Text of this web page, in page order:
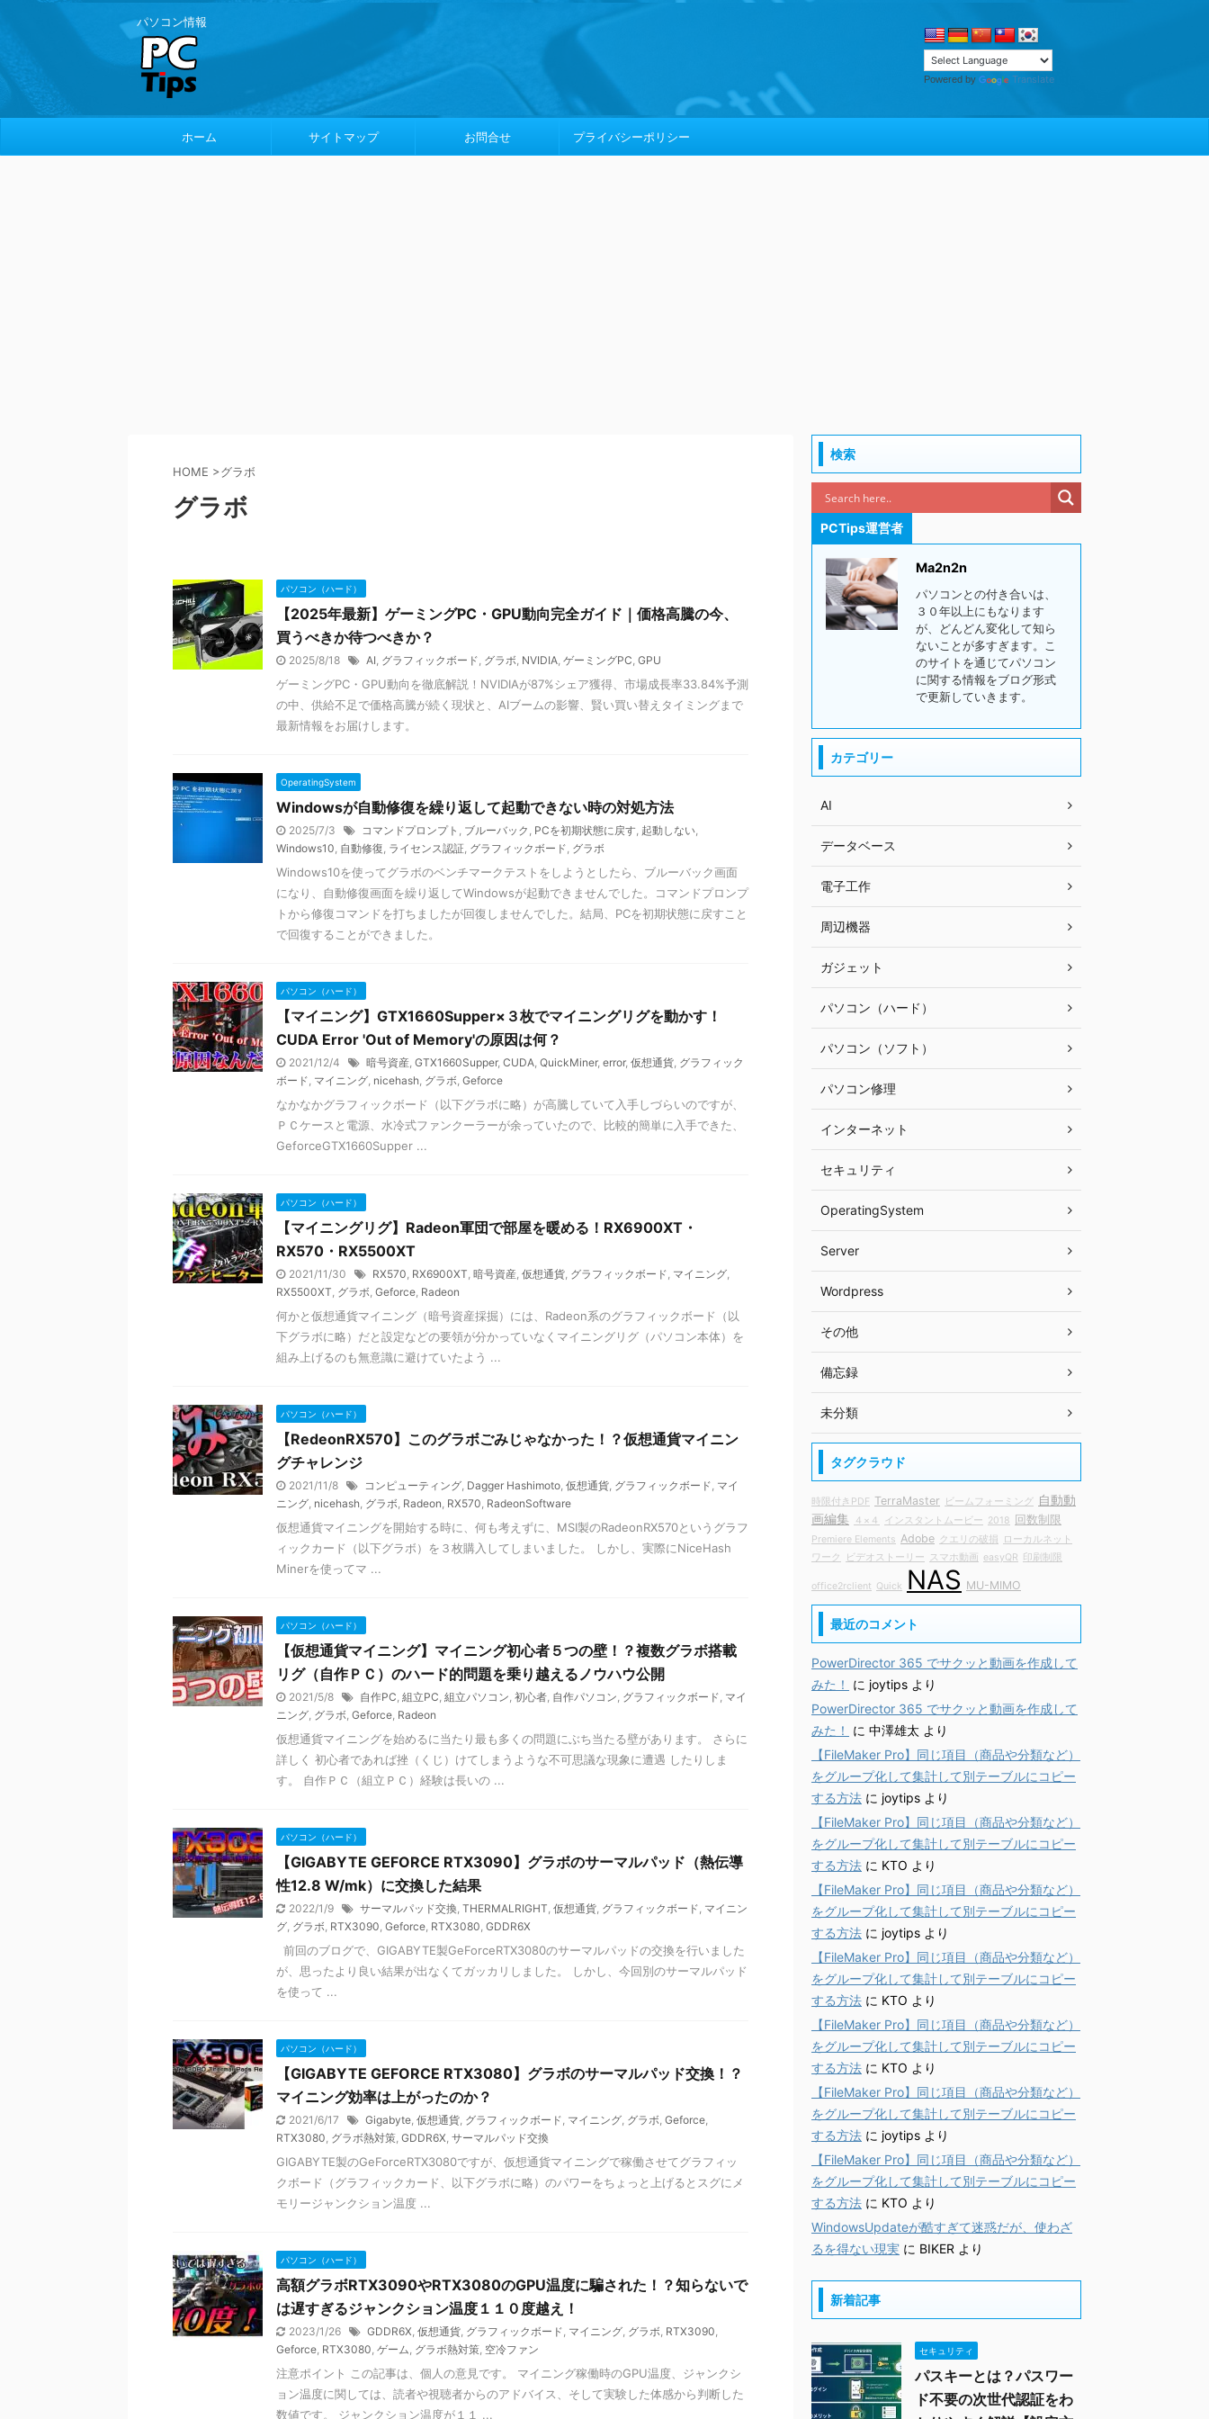
パソコン情報
Powered by Translate
ホーム サイトマップ お問合せ プライバシーポリシー
HOME >グラボ
グラボ
パソコン（ハード）
【2025年最新】ゲーミングPC・GPU動向完全ガイド｜価格高騰の今、
買うべきか待つべきか？
2025/8/18 AI, グラフィックボード, グラボ, NVIDIA, ゲーミングPC, GPU
ゲーミングPC・GPU動向を徹底解説！NVIDIAが87%シェア獲得、市場成長率33.84%予測
の中、供給不足で価格高騰が続く現状と、AIブームの影響、賢い買い替えタイミングまで
最新情報をお届けします。
OperatingSystem
Windowsが自動修復を繰り返して起動できない時の対処方法
2025/7/3 コマンドプロンプト , ブルーバック , PCを初期状態に戻す, 起動しない,
Windows10, 自動修復, ライセンス認証, グラフィックボード, グラボ
Windows10を使ってグラボのベンチマークテストをしようとしたら、ブルーバック画面
になり、自動修復画面を繰り返してWindowsが起動できませんでした。コマンドプロンプ
トから修復コマンドを打ちましたが回復しませんでした。結局、PCを初期状態に戻すこと
で回復することができました。
パソコン（ハード）
【マイニング】GTX1660Supper×３枚でマイニングリグを動かす！
CUDA Error 'Out of Memory'の原因は何？
2021/12/4 暗号資産, GTX1660Supper, CUDA, QuickMiner, error, 仮想通貨, グラフィック
ボード, マイニング, nicehash, グラボ, Geforce
なかなかグラフィックボード（以下グラボに略）が高騰していて入手しづらいのですが、
ＰＣケースと電源、水冷式ファンクーラーが余っていたので、比較的簡単に入手できた、
GeforceGTX1660Supper ...
パソコン（ハード）
【マイニングリグ】Radeon軍団で部屋を暖める！RX6900XT・
RX570・RX5500XT
2021/11/30 RX570, RX6900XT, 暗号資産, 仮想通貨, グラフィックボード, マイニング,
RX5500XT, グラボ, Geforce, Radeon
何かと仮想通貨マイニング（暗号資産採掘）には、Radeon系のグラフィックボード（以
下グラボに略）だと設定などの要領が分かっていなくマイニングリグ（パソコン本体）を
組み上げるのも無意識に避けていたよう ...
パソコン（ハード）
【RedeonRX570】このグラボごみじゃなかった！？仮想通貨マイニン
グチャレンジ
2021/11/8 コンピューティング, Dagger Hashimoto, 仮想通貨, グラフィックボード, マイ
ニング, nicehash, グラボ, Radeon, RX570, RadeonSoftware
仮想通貨マイニングを開始する時に、何も考えずに、MSI製のRadeonRX570というグラフ
ィックカード（以下グラボ）を３枚購入してしまいました。 しかし、実際にNiceHash
Minerを使ってマ ...
パソコン（ハード）
【仮想通貨マイニング】マイニング初心者５つの壁！？複数グラボ搭載
リグ（自作ＰＣ）のハード的問題を乗り越えるノウハウ公開
2021/5/8 自作PC, 組立PC, 組立パソコン, 初心者, 自作パソコン, グラフィックボード, マイ
ニング, グラボ, Geforce, Radeon
仮想通貨マイニングを始めるに当たり最も多くの問題にぶち当たる壁があります。 さらに
詳しく 初心者であれば挫（くじ）けてしまうような不可思議な現象に遭遇 したりしま
す。 自作ＰＣ（組立ＰＣ）経験は長いの ...
パソコン（ハード）
【GIGABYTE GEFORCE RTX3090】グラボのサーマルパッド（熱伝導
性12.8 W/mk）に交換した結果
2022/1/9 サーマルパッド交換, THERMALRIGHT, 仮想通貨, グラフィックボード, マイニン
グ, グラボ, RTX3090, Geforce, RTX3080, GDDR6X
前回のブログで、GIGABYTE製GeForceRTX3080のサーマルパッドの交換を行いました
が、思ったより良い結果が出なくてガッカリしました。 しかし、今回別のサーマルパッド
を使って ...
パソコン（ハード）
【GIGABYTE GEFORCE RTX3080】グラボのサーマルパッド交換！？
マイニング効率は上がったのか？
2021/6/17 Gigabyte, 仮想通貨, グラフィックボード, マイニング, グラボ, Geforce,
RTX3080, グラボ熱対策, GDDR6X, サーマルパッド交換
GIGABYTE製のGeForceRTX3080ですが、仮想通貨マイニングで稼働させてグラフィッ
クボード（グラフィックカード、以下グラボに略）のパワーをちょっと上げるとスグにメ
モリージャンクション温度 ...
パソコン（ハード）
高額グラボRTX3090やRTX3080のGPU温度に騙された！？知らないで
は遅すぎるジャンクション温度１１０度越え！
2023/1/26 GDDR6X, 仮想通貨, グラフィックボード, マイニング, グラボ, RTX3090,
Geforce, RTX3080, ゲーム, グラボ熱対策, 空冷ファン
注意ポイント この記事は、個人の意見です。 マイニング稼働時のGPU温度、ジャンクシ
ョン温度に関しては、読者や視聴者からのアドバイス、そして実験した体感から判断した
数値です。 ジャンクション温度が１１ ...
検索
PCTips運営者
Ma2n2n
パソコンとの付き合いは、
３０年以上にもなります
が、どんどん変化して知ら
ないことが多すぎます。こ
のサイトを通じてパソコン
に関する情報をブログ形式
で更新していきます。
カテゴリー
AI
データベース
電子工作
周辺機器
ガジェット
パソコン（ハード）
パソコン（ソフト）
パソコン修理
インターネット
セキュリティ
OperatingSystem
Server
Wordpress
その他
備忘録
未分類
タグクラウド
時限付きPDF TerraMaster ビームフォーミング
自動動
画編集
４×４ インスタントムービー 2018 回数制限
Premiere Elements Adobe クエリの破損
ローカルネット
ワーク
ビデオストーリー スマホ動画 easyQR 印刷制限
office2rclient Quick NAS MU-MIMO
最近のコメント
PowerDirector 365 でサクッと動画を作成して
みた！
に joytips より
PowerDirector 365 でサクッと動画を作成して
みた！
に 中澤雄太 より
【FileMaker Pro】同じ項目（商品や分類など）
をグループ化して集計して別テーブルにコピー
する方法 に joytips より
【FileMaker Pro】同じ項目（商品や分類など）
をグループ化して集計して別テーブルにコピー
する方法 に KTO より
【FileMaker Pro】同じ項目（商品や分類など）
をグループ化して集計して別テーブルにコピー
する方法 に joytips より
【FileMaker Pro】同じ項目（商品や分類など）
をグループ化して集計して別テーブルにコピー
する方法 に KTO より
【FileMaker Pro】同じ項目（商品や分類など）
をグループ化して集計して別テーブルにコピー
する方法 に KTO より
【FileMaker Pro】同じ項目（商品や分類など）
をグループ化して集計して別テーブルにコピー
する方法 に joytips より
【FileMaker Pro】同じ項目（商品や分類など）
をグループ化して集計して別テーブルにコピー
する方法 に KTO より
WindowsUpdateが酷すぎて迷惑だが、使わざ
るを得ない現実 に BIKER より
新着記事
セキュリティ
パスキーとは？パスワー
ド不要の次世代認証をわ